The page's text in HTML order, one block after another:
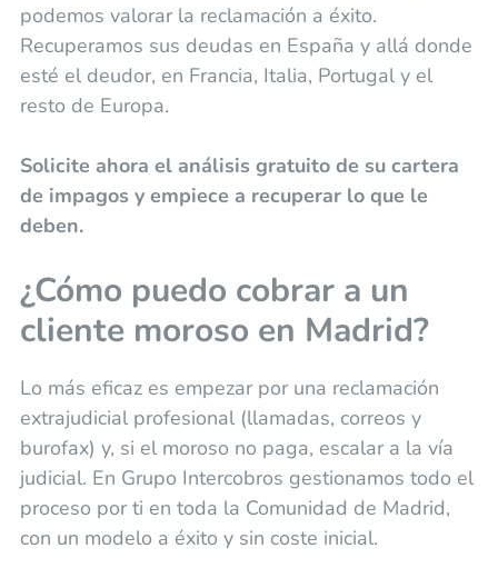
podemos valorar la reclamación a éxito.
Recuperamos sus deudas en España y allá donde
esté el deudor, en Francia, Italia, Portugal y el
resto de Europa.
Solicite ahora el análisis gratuito de su cartera
de impagos y empiece a recuperar lo que le
deben.
¿Cómo puedo cobrar a un
cliente moroso en Madrid?
Lo más eficaz es empezar por una reclamación
extrajudicial profesional (llamadas, correos y
burofax) y, si el moroso no paga, escalar a la vía
judicial. En Grupo Intercobros gestionamos todo el
proceso por ti en toda la Comunidad de Madrid,
con un modelo a éxito y sin coste inicial.